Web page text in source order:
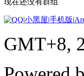
|小黑屋|手机版|
GMT+8,